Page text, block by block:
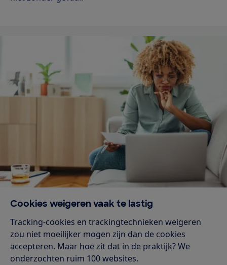
Cookies weigeren vaak te lastig
Tracking-cookies en trackingtechnieken weigeren
zou niet moeilijker mogen zijn dan de cookies
accepteren. Maar hoe zit dat in de praktijk? We
onderzochten ruim 100 websites.